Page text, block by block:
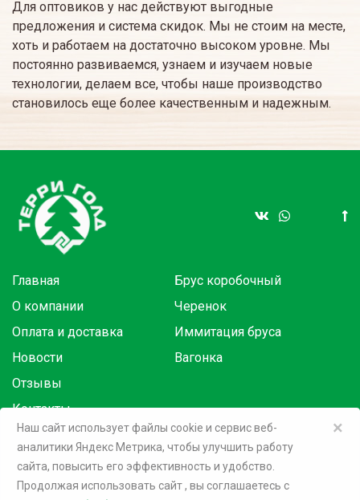
Для оптовиков у нас действуют выгодные
предложения и система скидок. Мы не стоим на месте,
хоть и работаем на достаточно высоком уровне. Мы
постоянно развиваемся, узнаем и изучаем новые
технологии, делаем все, чтобы наше производство
становилось еще более качественным и надежным.
Главная
О компании
Оплата и доставка
Новости
Отзывы
Контакты
Брус коробочный
Черенок
Иммитация бруса
Вагонка
Товары в розницу на маркетплейсах:
×
Наш сайт использует файлы cookie и сервис веб-
аналитики Яндекс Метрика, чтобы улучшить работу
сайта, повысить его эффективность и удобство.
Продолжая использовать сайт, вы соглашаетесь c